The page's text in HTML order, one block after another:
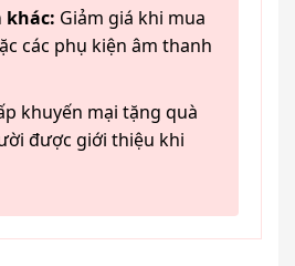
khác: Giảm giá khi mua
các phụ kiện âm thanh
khuyến mại tặng quà
được giới thiệu khi